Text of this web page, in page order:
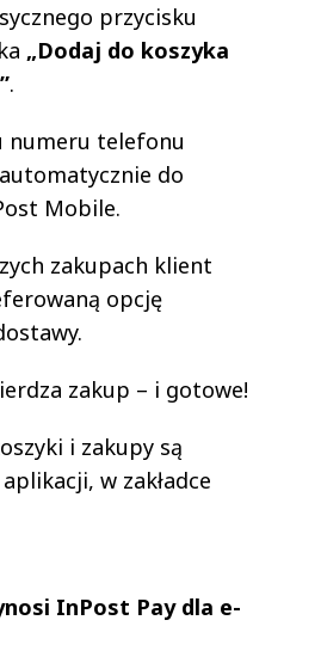
przycisku
„Dodaj do koszyka
.
numeru telefonu
do
Mobile.
zakupach klient
opcję
zakup – i gotowe!
i zakupy są
w zakładce
InPost Pay dla e-